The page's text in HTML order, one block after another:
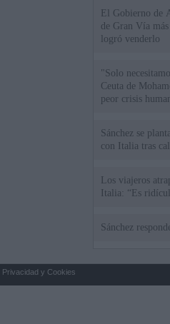
El Gobierno de
de Gran Vía
logró venderlo
"Solo
Ceuta de
peor crisis
Sánchez se
con Italia tras
Los viajeros
Italia: “Es
Sánchez
Privacidad y Cookies